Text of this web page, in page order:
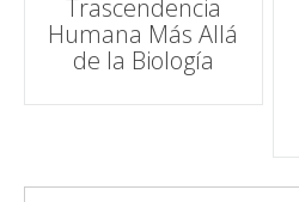
Trascendencia
Humana Más Allá
de la Biología
Escribe tu correo electrónico…